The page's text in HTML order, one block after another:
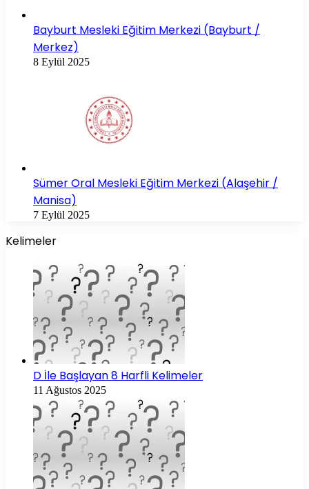
Bayburt Mesleki Eğitim Merkezi (Bayburt /
Merkez)
8 Eylül 2025
Sümer Oral Mesleki Eğitim Merkezi (Alaşehir /
Manisa)
7 Eylül 2025
Kelimeler
D İle Başlayan 8 Harfli Kelimeler
11 Ağustos 2025